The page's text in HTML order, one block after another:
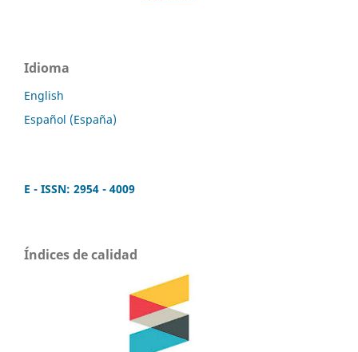
Idioma
English
Español (España)
E - ISSN: 2954 - 4009
Índices de calidad